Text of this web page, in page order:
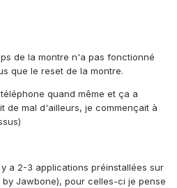
de la montre n'a pas fonctionné
que le reset de la montre.
quand même et ça a
de mal d'ailleurs, je commençait à
a 2-3 applications préinstallées sur
Jawbone), pour celles-ci je pense